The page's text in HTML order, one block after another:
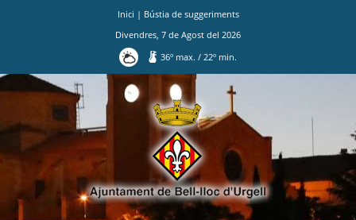
Inici | Bústia de suggeriments
Divendres 7 de Agost del 2026
36º max./ 22º min.